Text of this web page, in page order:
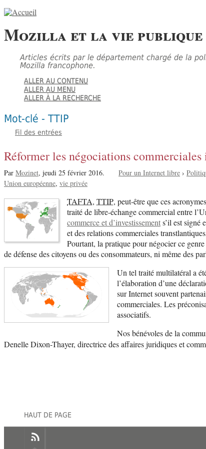
Mozilla et la vie publique
Articles écrits par le département chargé de la
Mozilla francophone.
ALLER AU CONTENU
ALLER AU MENU
ALLER À LA RECHERCHE
Mot-clé - TTIP
Fil des entrées
Réformer les négociations
Par Mozinet, jeudi 25 février 2016. Pour un Internet libre ›
Union européenne vie privée
TAFTA, TTIP, peut-être que ces
traité de libre-échange commercial entre
commerce et d’investissements’il est signé
et des relations commerciales
Pourtant, la pratique pour négocier ce
de défense des citoyens ou des consommateurs, ni même des
Un tel traité multilatéral a
l’élaboration d’une
sur Internet souvent
commerciales. Les
associatifs.
Nos bénévoles de la
Denelle Dixon-Thayer, directrice des affaires juridiques et
HAUT DE PAGE